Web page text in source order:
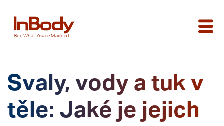
See What You’re Made of
Svaly, vody a tuk v
těle: Jaké je jejich